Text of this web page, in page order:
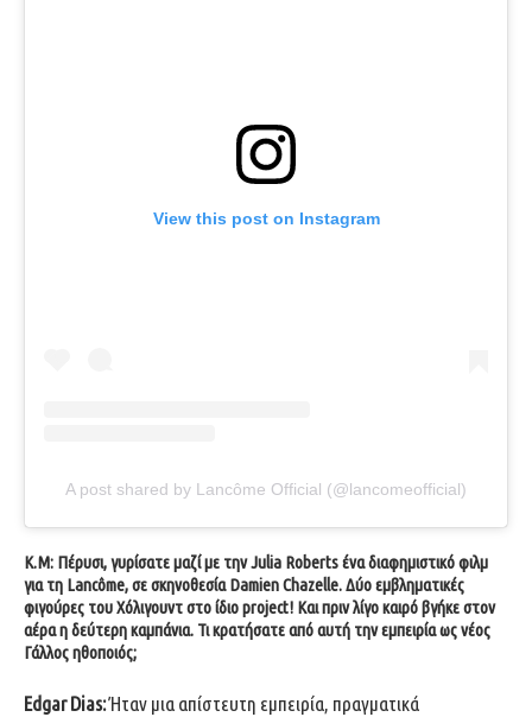
View this post on Instagram
A post shared by Lancôme Official (@lancomeofficial)
Κ.Μ: Πέρυσι, γυρίσατε μαζί με την Julia Roberts ένα διαφημιστικό φιλμ
για τη Lancôme, σε σκηνοθεσία Damien Chazelle. Δύο εμβληματικές
φιγούρες του Χόλιγουντ στο ίδιο project! Και πριν λίγο καιρό βγήκε στον
αέρα η δεύτερη καμπάνια. Τι κρατήσατε από αυτή την εμπειρία ως νέος
Γάλλος ηθοποιός;
Edgar Dias:Ήταν μια απίστευτη εμπειρία, πραγματικά